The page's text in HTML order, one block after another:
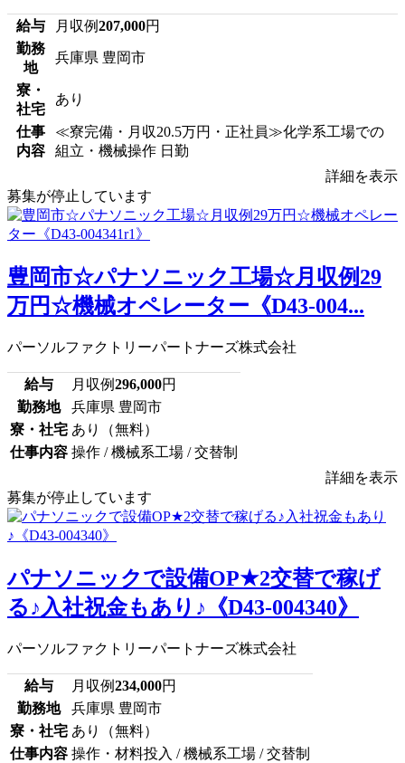
給与 月収例207,000円
勤務
地
兵庫県 豊岡市
寮・
社宅
あり
仕事
内容
≪寮完備・月収20.5万円・正社員≫化学系工場での
組立・機械操作 日勤
詳細を表示
募集が停止しています
豊岡市☆パナソニック工場☆月収例29
万円☆機械オペレーター《D43-004...
パーソルファクトリーパートナーズ株式会社
給与 月収例296,000円
勤務地
兵庫県 豊岡市
寮・社宅 あり（無料）
仕事内容 操作 / 機械系工場 / 交替制
詳細を表示
募集が停止しています
パナソニックで設備OP★2交替で稼げ
る♪入社祝金もあり♪《D43-004340》
パーソルファクトリーパートナーズ株式会社
給与 月収例234,000円
勤務地
兵庫県 豊岡市
寮・社宅 あり（無料）
仕事内容 操作・材料投入 / 機械系工場 / 交替制